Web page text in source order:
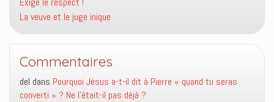
La veuve et le juge inique
Commentaires
del dans Pourquoi Jésus a-t-il dit à Pierre « quand tu seras
converti » ? Ne l’était-il pas déjà ?